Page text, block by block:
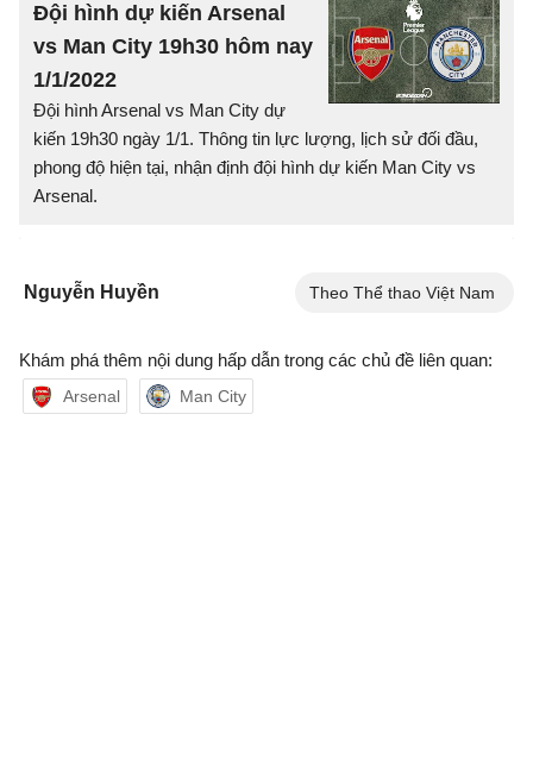
Đội hình dự kiến Arsenal
vs Man City 19h30 hôm nay
1/1/2022
Đội hình Arsenal vs Man City dự
kiến 19h30 ngày 1/1. Thông tin lực lượng, lịch sử đối đầu,
phong độ hiện tại, nhận định đội hình dự kiến Man City vs
Arsenal.
Nguyễn Huyền Theo Thể thao Việt Nam
Khám phá thêm nội dung hấp dẫn trong các chủ đề liên quan:
Arsenal Man City